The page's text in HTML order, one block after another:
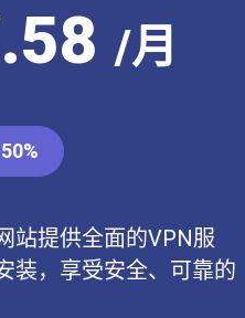
/月
站提供全面的VPN服
装，享受安全、可靠的